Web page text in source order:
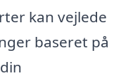
kan vejlede
baseret på